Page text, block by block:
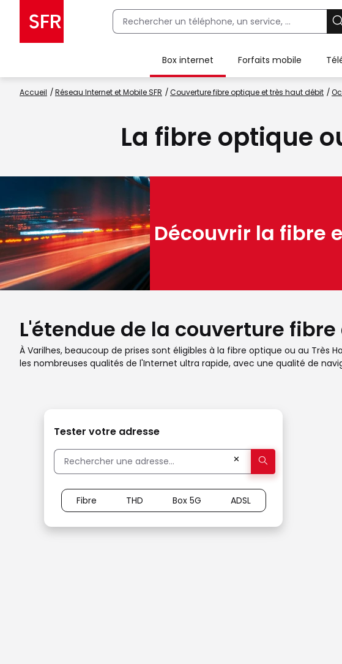
Box internet Forfaits mobile
Accueil Réseau Internet et Mobile SFR Couverture fibre optique et très haut débit
La fibre optique
Découvrir la fibre
L'étendue de la couverture
À Varilhes, beaucoup de prises sont éligibles à la fibre optique ou au Très
les nombreuses qualités de l'Internet ultra rapide, avec une qualité de
Tester votre adresse
✕
Fibre THD Box 5G ADSL